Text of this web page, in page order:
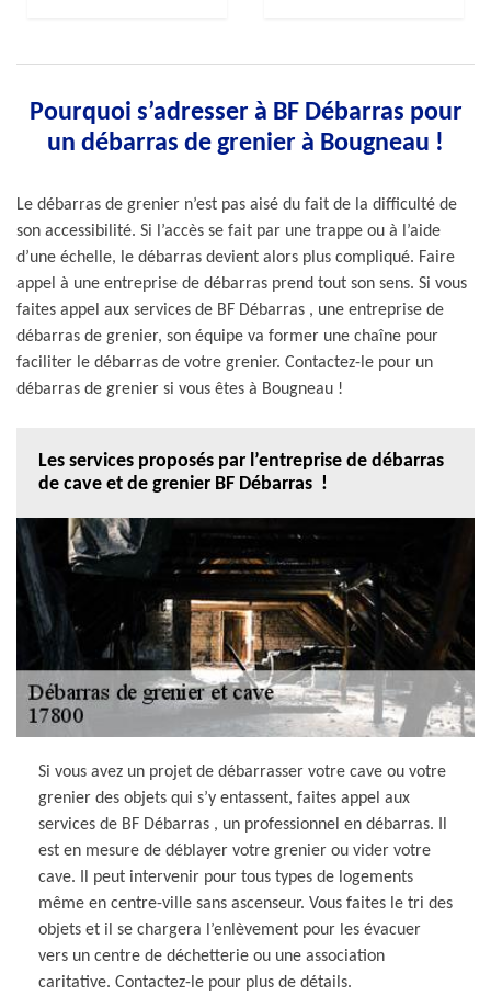
Pourquoi s’adresser à BF Débarras pour
un débarras de grenier à Bougneau !
Le débarras de grenier n’est pas aisé du fait de la difficulté de
son accessibilité. Si l’accès se fait par une trappe ou à l’aide
d’une échelle, le débarras devient alors plus compliqué. Faire
appel à une entreprise de débarras prend tout son sens. Si vous
faites appel aux services de BF Débarras , une entreprise de
débarras de grenier, son équipe va former une chaîne pour
faciliter le débarras de votre grenier. Contactez-le pour un
débarras de grenier si vous êtes à Bougneau !
Les services proposés par l’entreprise de débarras
de cave et de grenier BF Débarras !
Si vous avez un projet de débarrasser votre cave ou votre
grenier des objets qui s’y entassent, faites appel aux
services de BF Débarras , un professionnel en débarras. Il
est en mesure de déblayer votre grenier ou vider votre
cave. Il peut intervenir pour tous types de logements
même en centre-ville sans ascenseur. Vous faites le tri des
objets et il se chargera l’enlèvement pour les évacuer
vers un centre de déchetterie ou une association
caritative. Contactez-le pour plus de détails.